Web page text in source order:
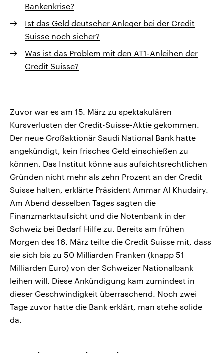
Bankenkrise?
Ist das Geld deutscher Anleger bei der Credit
Suisse noch sicher?
Was ist das Problem mit den AT1-Anleihen der
Credit Suisse?
Zuvor war es am 15. März zu spektakulären
Kursverlusten der Credit-Suisse-Aktie gekommen.
Der neue Großaktionär Saudi National Bank hatte
angekündigt, kein frisches Geld einschießen zu
können. Das Institut könne aus aufsichtsrechtlichen
Gründen nicht mehr als zehn Prozent an der Credit
Suisse halten, erklärte Präsident Ammar Al Khudairy.
Am Abend desselben Tages sagten die
Finanzmarktaufsicht und die Notenbank in der
Schweiz bei Bedarf Hilfe zu. Bereits am frühen
Morgen des 16. März teilte die Credit Suisse mit, dass
sie sich bis zu 50 Milliarden Franken (knapp 51
Milliarden Euro) von der Schweizer Nationalbank
leihen will. Diese Ankündigung kam zumindest in
dieser Geschwindigkeit überraschend. Noch zwei
Tage zuvor hatte die Bank erklärt, man stehe solide
da.